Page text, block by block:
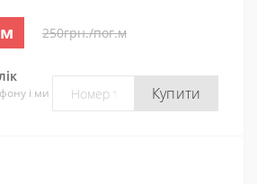
250грн./пог.м
і ми
Купити